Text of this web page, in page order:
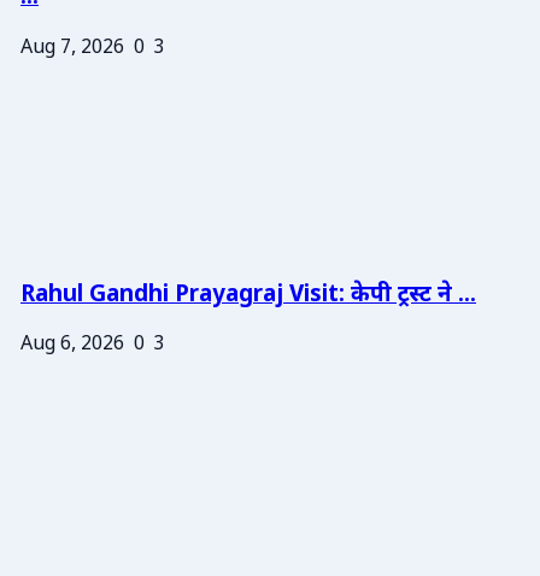
Aug 7, 2026 0 3
Rahul Gandhi Prayagraj Visit: केपी ट्रस्ट ने ...
Aug 6, 2026 0 3